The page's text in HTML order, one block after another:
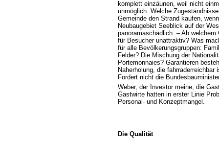
komplett einzäunen, weil nicht
unmöglich. Welche
Gemeinde den Strand kaufen,
Neubaugebiet Seeblick auf der
panoramaschädlich. – Ab welchem
für Besucher unattraktiv? Was
für alle Bevölkerungsgruppen:
Felder? Die Mischung der
Portemonnaies? Garantieren
Naherholung, die
Fordert nicht die
Weber, der Investor meine, die
Gastwirte hatten in erster Linie
Personal- und Konzeptmangel.
Die Qualität